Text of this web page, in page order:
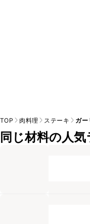
TOP 肉料理 ステーキ ガ
同じ材料の人